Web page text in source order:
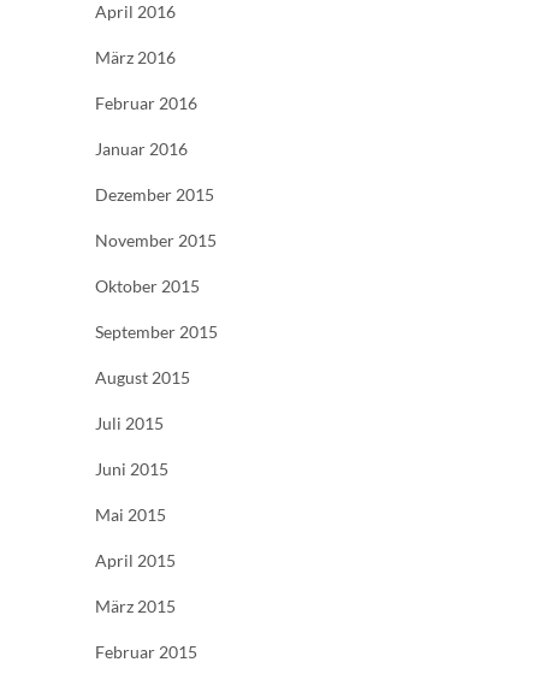
April 2016
März 2016
Februar 2016
Januar 2016
Dezember 2015
November 2015
Oktober 2015
September 2015
August 2015
Juli 2015
Juni 2015
Mai 2015
April 2015
März 2015
Februar 2015